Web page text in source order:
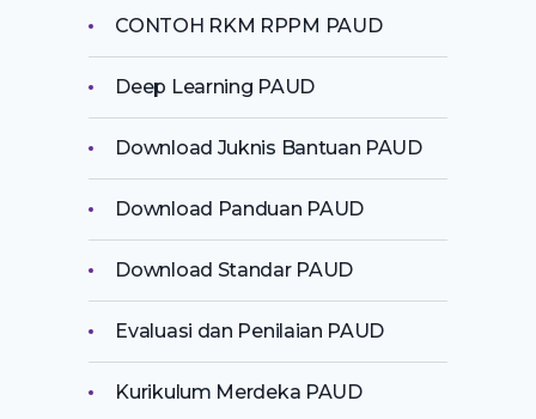
CONTOH RKM RPPM PAUD
Deep Learning PAUD
Download Juknis Bantuan PAUD
Download Panduan PAUD
Download Standar PAUD
Evaluasi dan Penilaian PAUD
Kurikulum Merdeka PAUD